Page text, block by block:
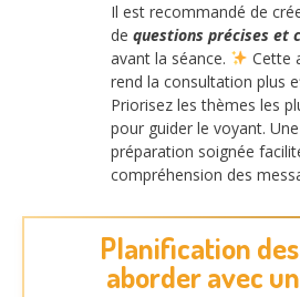
Il est recommandé de
de questions précises et
avant la séance.
Cette
rend la consultation plus
Priorisez les thèmes les
pour guider le voyant. Une
préparation soignée
compréhension des
Planification
aborder avec